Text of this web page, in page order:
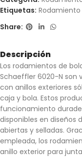
Etiquetas: Rodamiento
Share:
Descripción
Los rodamientos de
Schaeffler 6020-N son
con anillos exteriores
caja y bola. Estos
funcionamiento
disponibles en diseños
abiertas y selladas.
empleada, los
anillo exterior para